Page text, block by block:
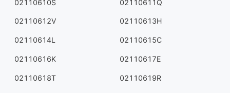
02110610S 02110611Q
02110612V 02110613H
02110614L 02110615C
02110616K 02110617E
02110618T 02110619R